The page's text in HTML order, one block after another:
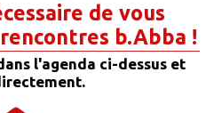
de vous
b.Abba !
l'agenda ci-dessus et